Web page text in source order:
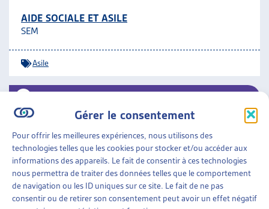
Gérer le consentement
Pour offrir les meilleures expériences, nous utilisons des
technologies telles que les cookies pour stocker et/ou accéder aux
informations des appareils. Le fait de consentir à ces technologies
nous permettra de traiter des données telles que le comportement
de navigation ou les ID uniques sur ce site. Le fait de ne pas
consentir ou de retirer son consentement peut avoir un effet négatif
AIDE SOCIALE ET ASILE
SEM
Asile
Les observatoires du droit d’asile et des étrangers,
2014
Asile